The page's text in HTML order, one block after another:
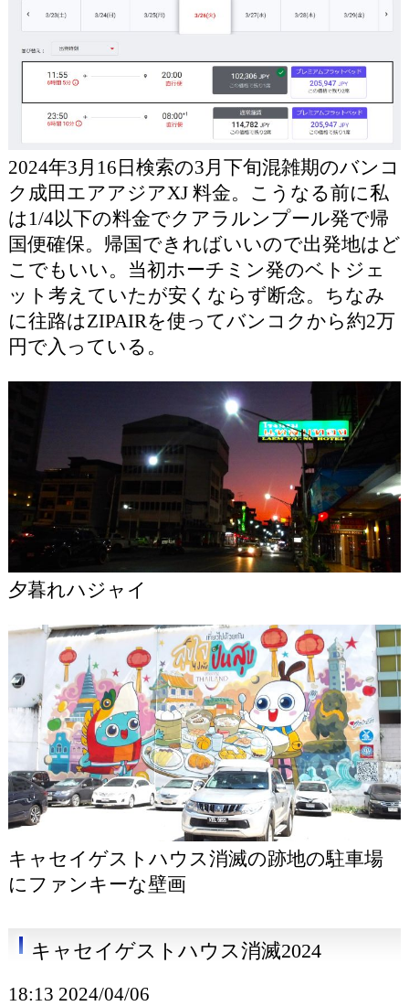
2024年3月16日検索の3月下旬混雑期のバンコ
ク成田エアアジアXJ 料金。こうなる前に私
は1/4以下の料金でクアラルンプール発で帰
国便確保。帰国できればいいので出発地はど
こでもいい。当初ホーチミン発のベトジェ
ット考えていたが安くならず断念。ちなみ
に往路はZIPAIRを使ってバンコクから約2万
円で入っている。
夕暮れハジャイ
キャセイゲストハウス消滅の跡地の駐車場
にファンキーな壁画
キャセイゲストハウス消滅2024
18:13 2024/04/06